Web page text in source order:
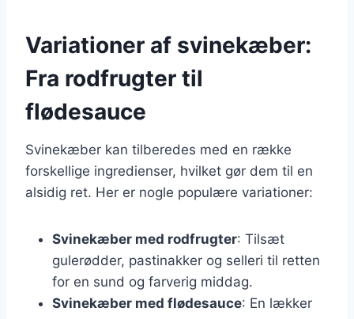
Variationer af svinekæber:
Fra rodfrugter til
flødesauce
Svinekæber kan tilberedes med en række
forskellige ingredienser, hvilket gør dem til en
alsidig ret. Her er nogle populære variationer:
Svinekæber med rodfrugter: Tilsæt
gulerødder, pastinakker og selleri til retten
for en sund og farverig middag.
Svinekæber med flødesauce: En lækker